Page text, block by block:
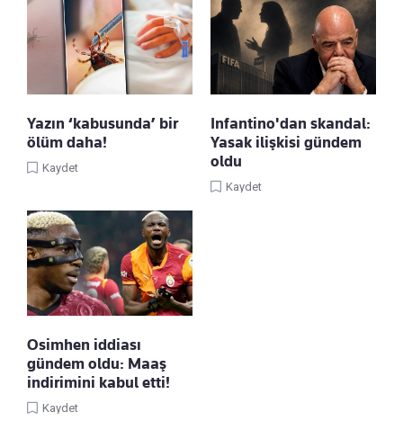
Yazın ‘kabusunda’ bir
ölüm daha!
Kaydet
Infantino'dan skandal:
Yasak ilişkisi gündem
oldu
Kaydet
Osimhen iddiası
gündem oldu: Maaş
indirimini kabul etti!
Kaydet